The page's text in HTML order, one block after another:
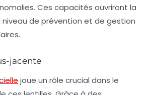
Ces capacités ouvriront la
niveau de prévention et de gestion
jacente
joue un rôle crucial dans le